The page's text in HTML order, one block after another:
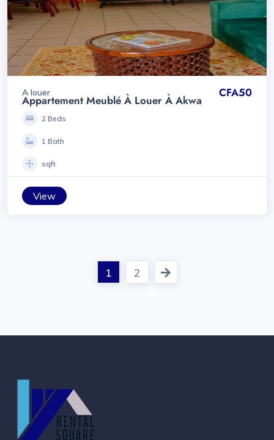
A louer CFA50
Appartement Meublé À Louer À Akwa
2 Beds
1 Bath
sqft
View
1 2